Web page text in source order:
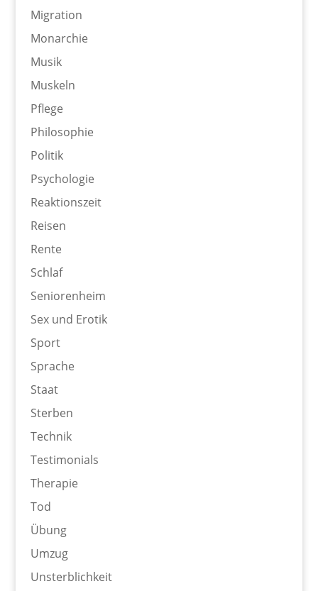
Migration
Monarchie
Musik
Muskeln
Pflege
Philosophie
Politik
Psychologie
Reaktionszeit
Reisen
Rente
Schlaf
Seniorenheim
Sex und Erotik
Sport
Sprache
Staat
Sterben
Technik
Testimonials
Therapie
Tod
Übung
Umzug
Unsterblichkeit